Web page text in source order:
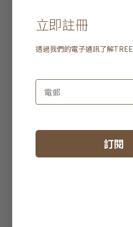
立即註冊
透過我們的電子通訊了解TREE
訂閱